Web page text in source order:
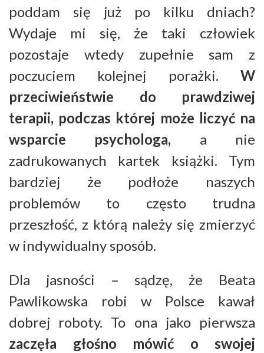
poddam się już po kilku dniach?
Wydaje mi się, że taki człowiek
pozostaje wtedy zupełnie sam z
poczuciem kolejnej porażki. W
przeciwieństwie do prawdziwej
terapii, podczas której może liczyć na
wsparcie psychologa, a nie
zadrukowanych kartek książki. Tym
bardziej że podłoże naszych
problemów to często trudna
przeszłość, z którą należy się zmierzyć
w indywidualny sposób.
Dla jasności – sądzę, że Beata
Pawlikowska robi w Polsce kawał
dobrej roboty. To ona jako pierwsza
zaczęła głośno mówić o swojej